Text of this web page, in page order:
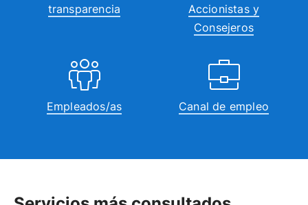
transparencia
Accionistas y
Consejeros
Empleados/as Canal de empleo